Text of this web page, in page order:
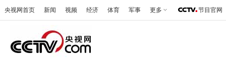
央视网首页 新闻 视频 经济 体育 军事 更多 节目官网